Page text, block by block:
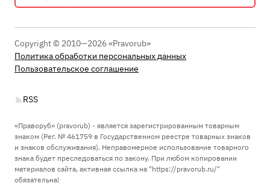
Copyright © 2010—2026 «Pravorub»
Политика обработки персональных данных
Пользовательское соглашение
RSS
«Праворуб» (pravorub) - является зарегистрированным товарным
знаком (Рег. № 461759 в Государственном реестре товарных знаков
и знаков обслуживания). Неправомерное использование товарного
знака будет преследоваться по закону. При любом копировании
материалов сайта, активная ссылка на "https://pravorub.ru/"
обязательна!